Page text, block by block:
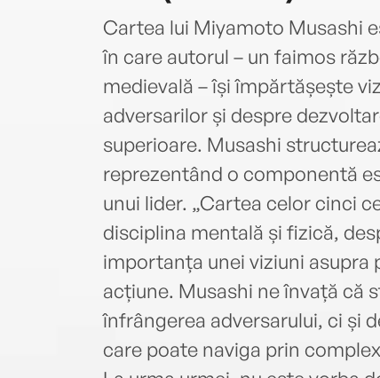
Cartea lui Miyamoto Musashi
în care autorul – un faimos
medievală – își împărtășește
adversarilor și despre
superioare. Musashi
reprezentând o componentă
unui lider. „Cartea celor cinci
disciplina mentală și fizică,
importanța unei viziuni asupra
acțiune. Musashi ne învață că
înfrângerea adversarului, ci și
care poate naviga prin